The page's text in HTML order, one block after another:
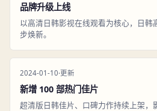
品牌升级上线
以高清日韩影视在线观看为核心，日韩
步焕新。
2024-01-10·更新
新增 100 部热门佳片
超清版日韩佳片、口碑力作持续上架，